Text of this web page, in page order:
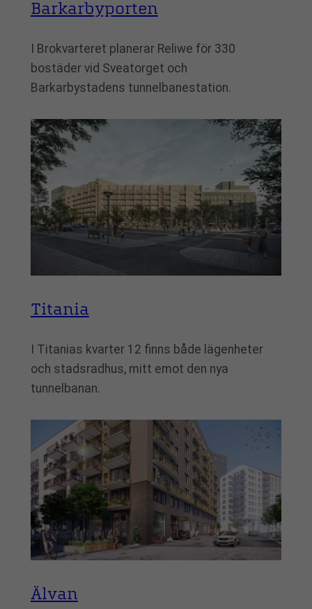
Barkarbyporten
I Brokvarteret planerar Reliwe för 330
bostäder vid Sveatorget och
Barkarbystadens tunnelbanestation.
Titania
I Titanias kvarter 12 finns både lägenheter
och stadsradhus, mitt emot den nya
tunnelbanan.
Älvan